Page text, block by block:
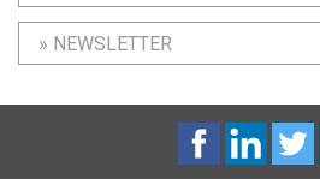
» NEWSLETTER